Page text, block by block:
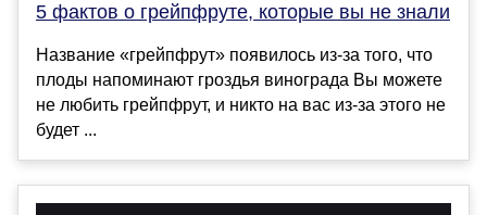
5 фактов о грейпфруте, которые вы не знали
Название «грейпфрут» появилось из-за того, что
плоды напоминают гроздья винограда Вы можете
не любить грейпфрут, и никто на вас из-за этого не
будет ...